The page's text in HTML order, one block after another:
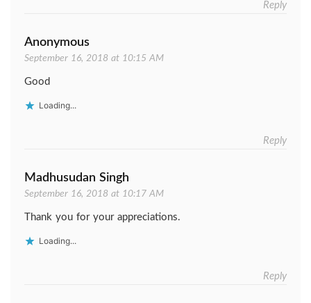
Reply
Anonymous
September 16, 2018 at 10:15 AM
Good
Loading...
Reply
Madhusudan Singh
September 16, 2018 at 10:17 AM
Thank you for your appreciations.
Loading...
Reply